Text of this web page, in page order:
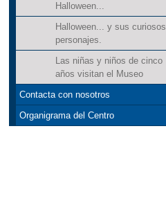
Halloween...
Halloween... y sus curiosos
personajes.
Las niñas y niños de cinco
años visitan el Museo
Contacta con nosotros
Organigrama del Centro